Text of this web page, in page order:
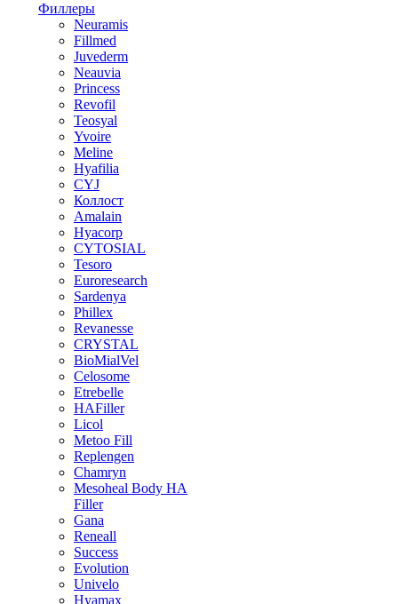
Филлеры
Neuramis
Fillmed
Juvederm
Neauvia
Princess
Revofil
Teosyal
Yvoire
Meline
Hyafilia
CYJ
Коллост
Amalain
Hyacorp
CYTOSIAL
Tesoro
Euroresearch
Sardenya
Phillex
Revanesse
CRYSTAL
BioMialVel
Celosome
Etrebelle
HAFiller
Licol
Metoo Fill
Replengen
Chamryn
Mesoheal Body HA
Filler
Gana
Reneall
Success
Evolution
Univelo
Hyamax